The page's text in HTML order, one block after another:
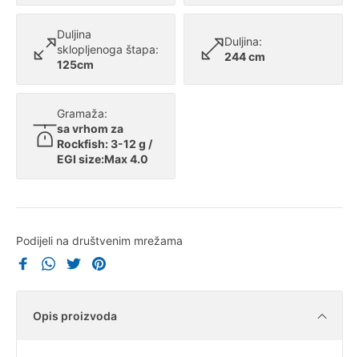
Duljina
sklopljenoga štapa:
125cm
Duljina:
244 cm
Gramaža:
sa vrhom za
Rockfish: 3-12 g /
EGI size:Max 4.0
Podijeli na društvenim mrežama
Opis proizvoda